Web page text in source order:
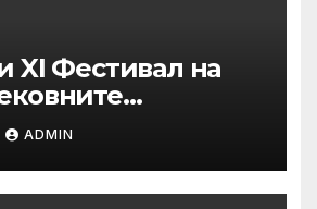
XI Фестивал на
бит и култура
ADMIN